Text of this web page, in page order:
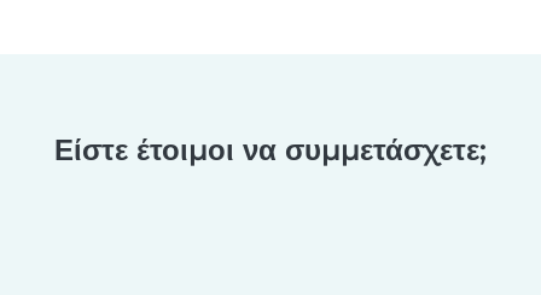
Είστε έτοιμοι να συμμετάσχετε;